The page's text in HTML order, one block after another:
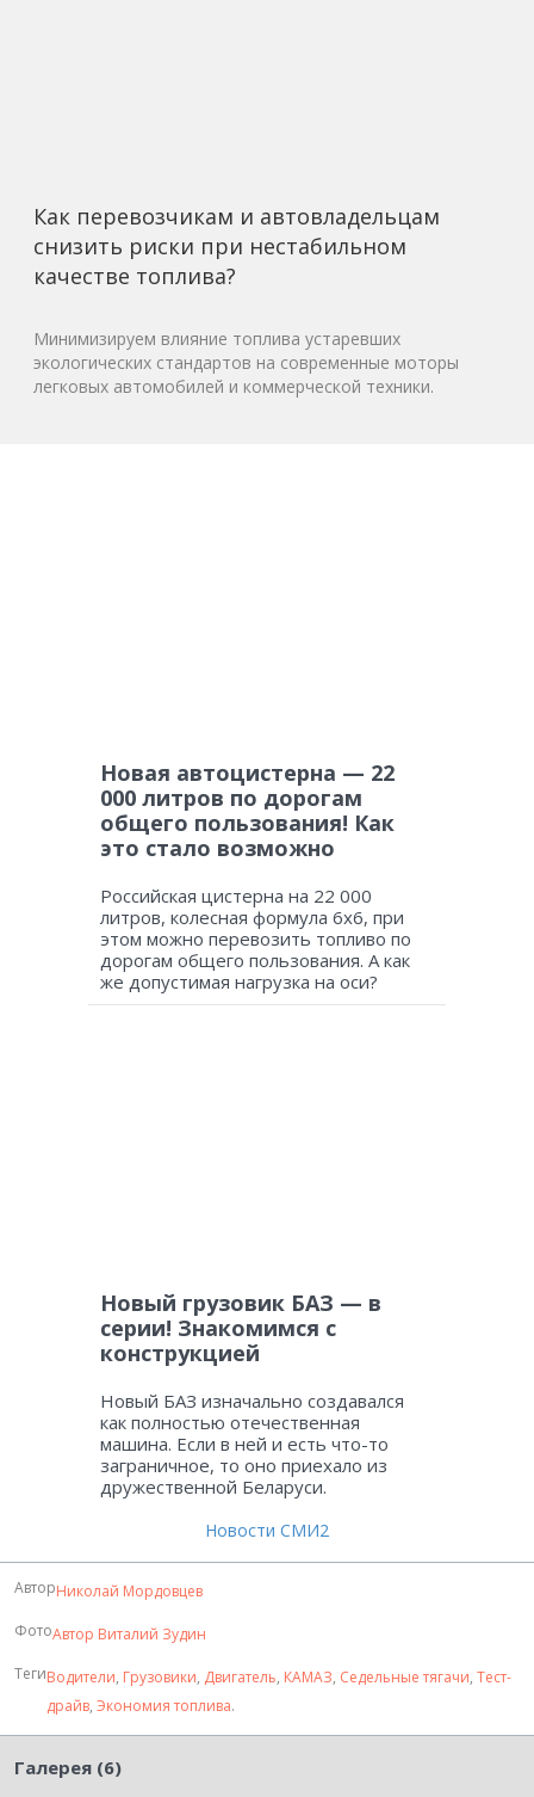
Как перевозчикам и автовладельцам
снизить риски при нестабильном
качестве топлива?
Минимизируем влияние топлива устаревших
экологических стандартов на современные моторы
легковых автомобилей и коммерческой техники.
Новая автоцистерна — 22
000 литров по дорогам
общего пользования! Как
это стало возможно
Российская цистерна на 22 000
литров, колесная формула 6х6, при
этом можно перевозить топливо по
дорогам общего пользования. А как
же допустимая нагрузка на оси?
Новый грузовик БАЗ — в
серии! Знакомимся с
конструкцией
Новый БАЗ изначально создавался
как полностью отечественная
машина. Если в ней и есть что-то
заграничное, то оно приехало из
дружественной Беларуси.
Новости СМИ2
АвторНиколай Мордовцев
ФотоАвтор Виталий Зудин
ТегиВодители, Грузовики, Двигатель, КАМАЗ, Седельные тягачи, Тест-
драйв, Экономия топлива.
Галерея (6)